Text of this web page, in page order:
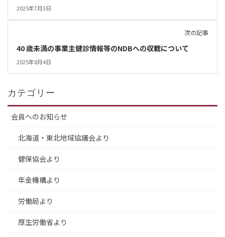
2025年7月3日
次の記事
40 歳未満の事業主健診情報等のNDBへの収載について
2025年8月4日
カテゴリー
会員へのお知らせ
北海道・東北地域協議会より
健保協会より
年金機構より
労働局より
厚生労働省より